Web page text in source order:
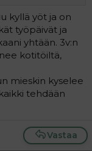
on vielä 2kk:n
pinna on tosi
mut oon
hoh
kyllä yöt ja on
työpäivät ja
yhtään. 3v:n
kotitöiltä,
mieskin kyselee
tehdään
Vastaa